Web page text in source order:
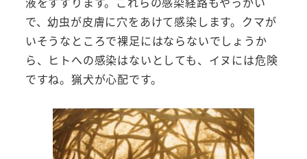
で、幼虫が皮膚に穴をあけて感染します。クマが
いそうなところで裸足にはならないでしょうか
ら、ヒトへの感染はないとしても、イヌには危険
ですね。猟犬が心配です。